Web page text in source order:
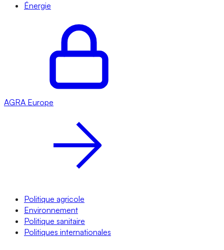
Énergie
AGRA Europe
Politique agricole
Environnement
Politique sanitaire
Politiques internationales